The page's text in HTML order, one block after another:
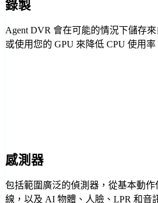
錄製
Agent DVR 會在可能的情況下儲存
或使用您的 GPU 來降低 CPU 使用率
感測器
包括範圍廣泛的偵測器，從基本動
線，以及 AI 物體、人臉、LPR 和音